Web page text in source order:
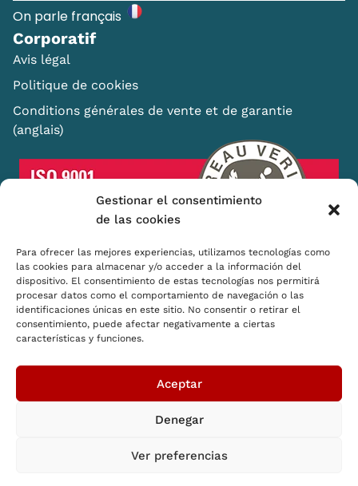
Gestionar el consentimiento
de las cookies
Para ofrecer las mejores experiencias, utilizamos tecnologías como
las cookies para almacenar y/o acceder a la información del
dispositivo. El consentimiento de estas tecnologías nos permitirá
procesar datos como el comportamiento de navegación o las
identificaciones únicas en este sitio. No consentir o retirar el
consentimiento, puede afectar negativamente a ciertas
características y funciones.
Aceptar
Denegar
Ver preferencias
On parle français
Corporatif
Avis légal
Politique de cookies
Conditions générales de vente et de garantie
(anglais)
Shopping Basket
Distributeurs
Comment nous pensons
RSE